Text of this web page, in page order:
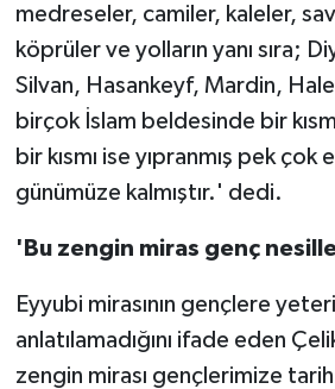
medreseler, camiler, kaleler,
köprüler ve yolların yanı sıra;
Silvan, Hasankeyf, Mardin,
birçok İslam beldesinde bir
bir kısmı ise yıpranmış pek
günümüze kalmıştır.' dedi.
'Bu zengin miras genç
Eyyubi mirasının gençlere
anlatılamadığını ifade eden
zengin mirası gençlerimize